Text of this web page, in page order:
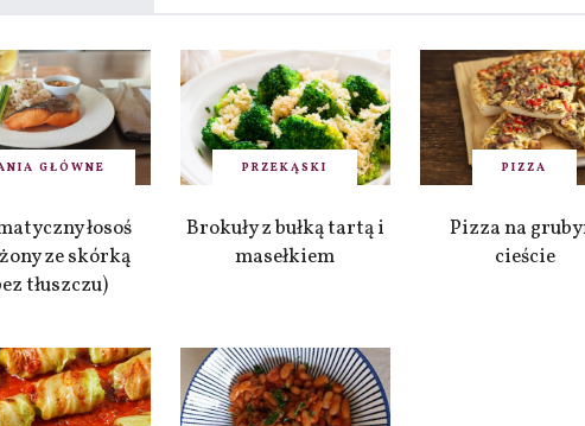
GŁÓWNE
łosoś
ze skórką
tłuszczu)
PRZEKĄSKI
Brokuły z bułką tartą i
masełkiem
PIZZA
Pizza na
cieście